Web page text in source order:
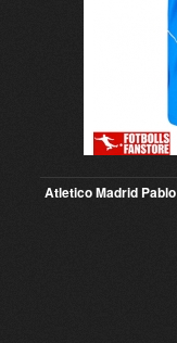
Atletico Madrid